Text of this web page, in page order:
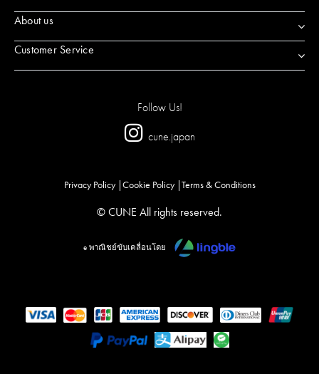
About us
Customer Service
Follow Us!
cune.japan
Privacy Policy Cookie Policy Terms & Conditions
© CUNE All rights reserved.
e พาณิชย์ขับเคลื่อนโดย